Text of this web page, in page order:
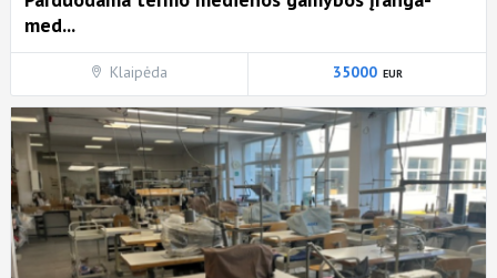
med...
Klaipėda 35000